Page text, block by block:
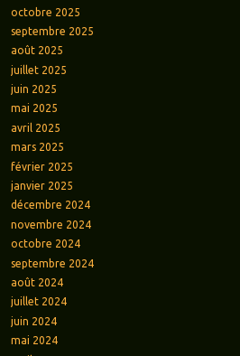
octobre 2025
septembre 2025
août 2025
juillet 2025
juin 2025
mai 2025
avril 2025
mars 2025
février 2025
janvier 2025
décembre 2024
novembre 2024
octobre 2024
septembre 2024
août 2024
juillet 2024
juin 2024
mai 2024